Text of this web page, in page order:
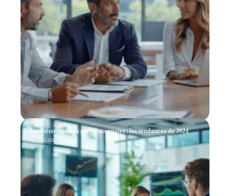
Investissement en cryptomonnaies : les tendances de 2024
11 mars 2026